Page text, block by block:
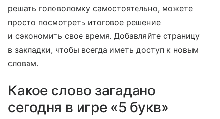
решать головоломку самостоятельно, можете
просто посмотреть итоговое решение
и сэкономить свое время. Добавляйте страницу
в закладки, чтобы всегда иметь доступ к новым
словам.
Какое слово загадано
сегодня в игре «5 букв»